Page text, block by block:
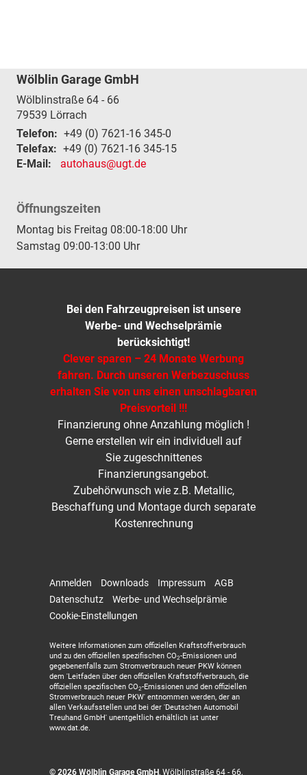
Wölblin Garage GmbH
Wölblinstraße 64 - 66
79539 Lörrach
Telefon: +49 (0) 7621-16 345-0
Telefax: +49 (0) 7621-16 345-15
E-Mail:
autohaus@ugt.de
Öffnungszeiten
Montag bis Freitag 08:00-18:00 Uhr
Samstag 09:00-13:00 Uhr
Bei den Fahrzeugpreisen ist unsere
Werbe- und Wechselprämie
berücksichtigt!
Clever sparen – 24 Monate Werbung
fahren. Durch unseren Werbezuschuss
erhalten Sie von uns einen unschlagbaren
Preisvorteil !!!
Finanzierung ohne Anzahlung möglich !
Gerne erstellen wir ein individuell auf
Sie zugeschnittenes
Finanzierungsangebot.
Zubehörwunsch wie z.B. Metallic,
Beschaffung und Montage durch separate
Kostenrechnung
Anmelden Downloads Impressum
AGB
Datenschutz
Werbe- und Wechselprämie
Cookie-Einstellungen
Weitere Informationen zum offiziellen Kraftstoffverbrauch
und zu den offiziellen spezifischen CO2-Emissionen und
gegebenenfalls zum Stromverbrauch neuer PKW können
dem 'Leitfaden über den offiziellen Kraftstoffverbrauch, die
offiziellen spezifischen CO2-Emissionen und den offiziellen
Stromverbrauch neuer PKW' entnommen werden, der an
allen Verkaufsstellen und bei der 'Deutschen Automobil
Treuhand GmbH' unentgeltlich erhältlich ist unter
www.dat.de.
© 2026 Wölblin Garage GmbH, Wölblinstraße 64 - 66,